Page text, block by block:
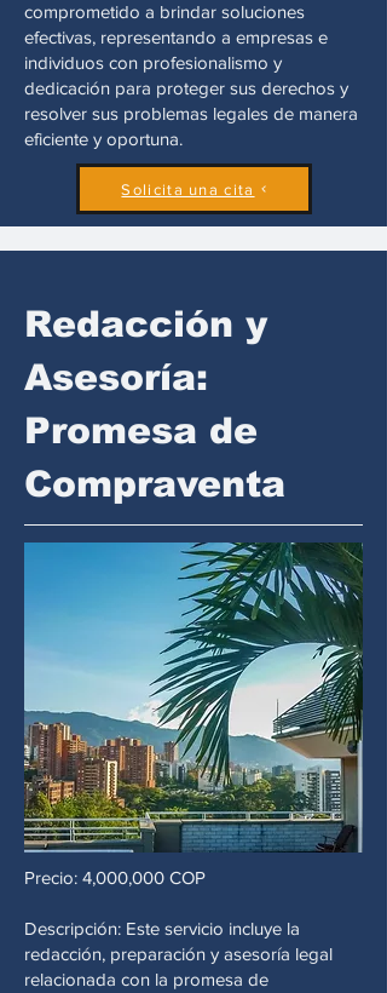
comprometido a brindar soluciones
efectivas, representando a empresas e
individuos con profesionalismo y
dedicación para proteger sus derechos y
resolver sus problemas legales de manera
eficiente y oportuna.
Solicita una cita
Redacción y
Asesoría:
Promesa de
Compraventa
Precio: 4,000,000 COP
Descripción: Este servicio incluye la
redacción, preparación y asesoría legal
relacionada con la promesa de